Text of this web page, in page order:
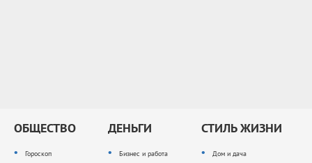
ОБЩЕСТВО
Гороскоп
ДЕНЬГИ
Бизнес и работа
СТИЛЬ ЖИЗНИ
Дом и дача